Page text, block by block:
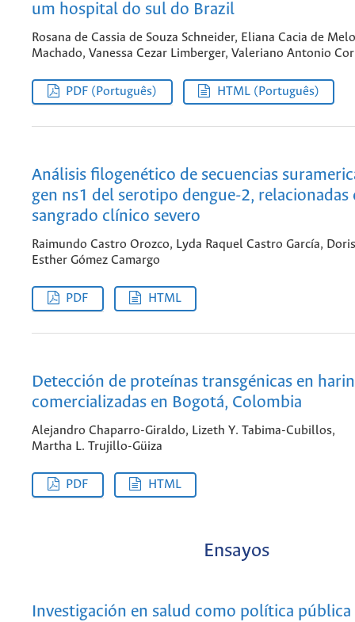
um hospital do sul do Brazil
Rosana de Cassia de Souza Schneider, Eliana Cacia de Melo
Machado, Vanessa Cezar Limberger, Valeriano Antonio
PDF (Português) HTML (Português)
Análisis filogenético de secuencias
gen ns1 del serotipo dengue-2, relacionadas
sangrado clínico severo
Raimundo Castro Orozco, Lyda Raquel Castro García, Doris
Esther Gómez Camargo
PDF HTML
Detección de proteínas transgénicas en
comercializadas en Bogotá, Colombia
Alejandro Chaparro-Giraldo, Lizeth Y. Tabima-Cubillos,
Martha L. Trujillo-Güiza
PDF HTML
Ensayos
Investigación en salud como política pública